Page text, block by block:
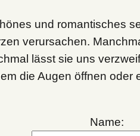
und romantisches
verursachen.
lässt sie uns
die Augen öffnen
Name: